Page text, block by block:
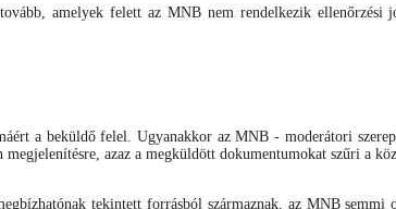
amelyek felett az MNB nem rendelkezik ellenőrzési
a beküldő felel. Ugyanakkor az MNB - moderátori
azaz a megküldött dokumentumokat szűri a
tekintett forrásból származnak, az MNB semmi